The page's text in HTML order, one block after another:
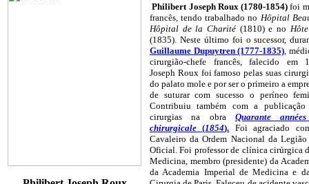
Philibert Joseph Roux (1780-1854)foi
francês, tendo trabalhado no Hôpital
Hôpital de la Charité (1810) e no
(1835). Neste último foi o sucessor,
Guillaume Dupuytren (1777-1835) ,
cirurgião-chefe francês, falecido em
Joseph Roux foi famoso pelas suas
do palato mole e por ser o primeiro a
de suturar com sucesso o períneo
Contribuiu também com a publicação
cirurgias na obra Quarante
chirurgicale(1854). Foi agraciado
Cavaleiro da Ordem Nacional da
Oficial. Foi professor de clínica cirúrgica
Medicina, membro (presidente) da
da Academia Imperial de Medicina e